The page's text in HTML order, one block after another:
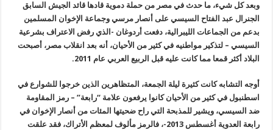
وبعد كل شيء، ما حدث في مصر من حملة دموية قادها قائد الجيش السابق
الجنرال عبد الفتاح السيسي على أنصار مرسي وجماعة الإخوان المسلمين
بدعم من الجماعات الليبرالية، دفعت أردوغان -الذي رفض الاعتراف بشرعية
السيسي – لتذكير مواطنيه في كثير من الأحيان، أنه بعد انقلاب مصر، أصبحت
البلاد أكثر قمعا مما كانت عليه قبل الربيع العربي عام 2011.
أوجه التشابه كانت كثيرة ليلة الجمعة، المتظاهرين الذين خرجوا للشوارع في
اسطنبول في كثير من الأحيان كانوا يرفعون علامة “رابعة” – رمز المقاومة
ضد السيسي، ويشير للمذبحة التي راح ضحيتها المئات من أنصار الإخوان في
رابعة العدوية أغسطس 2013-، فالرمز مألوف لمعظم الأتراك، فقد علقت